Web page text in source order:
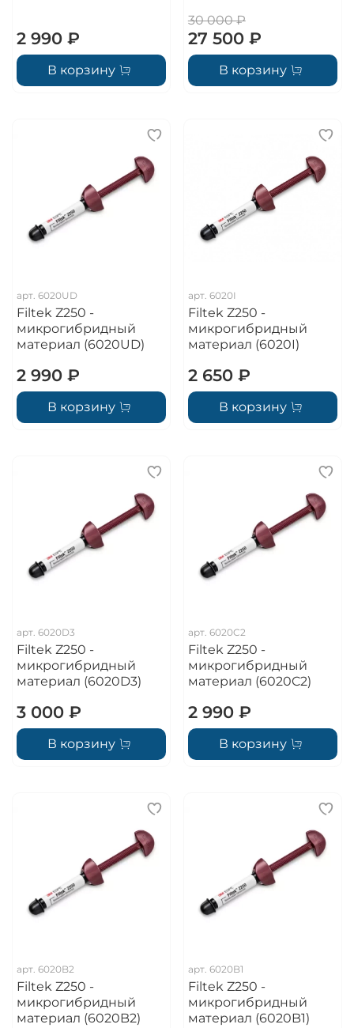
2 990 ₽
В корзину
30 000 ₽
27 500 ₽
В корзину
арт. 6020UD
Filtek Z250 -
микрогибридный
материал (6020UD)
2 990 ₽
В корзину
арт. 6020I
Filtek Z250 -
микрогибридный
материал (6020I)
2 650 ₽
В корзину
арт. 6020D3
Filtek Z250 -
микрогибридный
материал (6020D3)
3 000 ₽
В корзину
арт. 6020C2
Filtek Z250 -
микрогибридный
материал (6020C2)
2 990 ₽
В корзину
арт. 6020B2
Filtek Z250 -
микрогибридный
материал (6020B2)
арт. 6020B1
Filtek Z250 -
микрогибридный
материал (6020B1)